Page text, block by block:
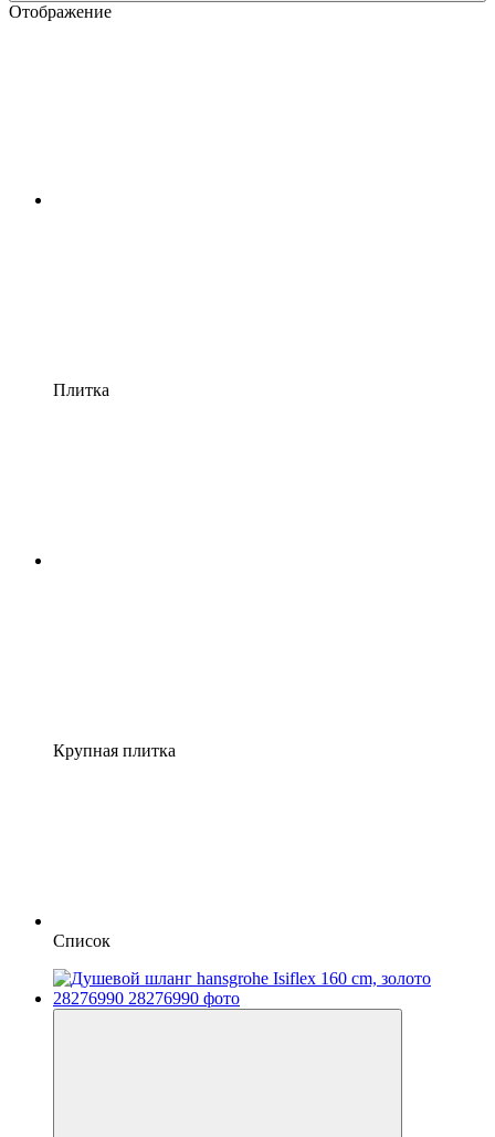
Отображение
Плитка
Крупная плитка
Список